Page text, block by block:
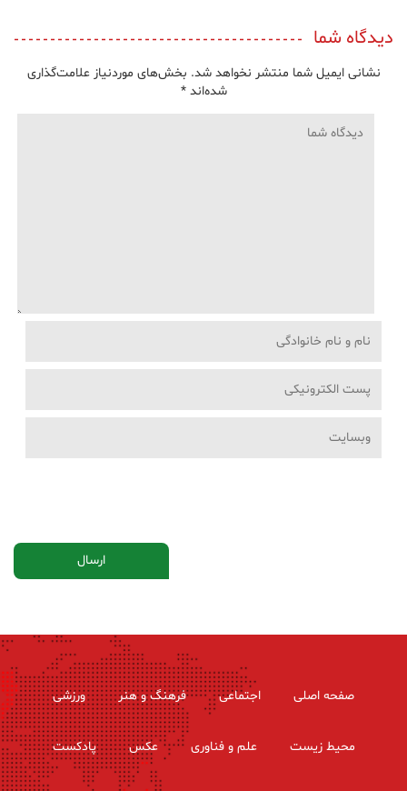
دیدگاه شما
نشانی ایمیل شما منتشر نخواهد شد. بخش‌های موردنیاز علامت‌گذاری
شده‌اند*
صفحه اصلی اجتماعی فرهنگ و هنر ورزشی
محیط زیست علم و فناوری عکس پادکست